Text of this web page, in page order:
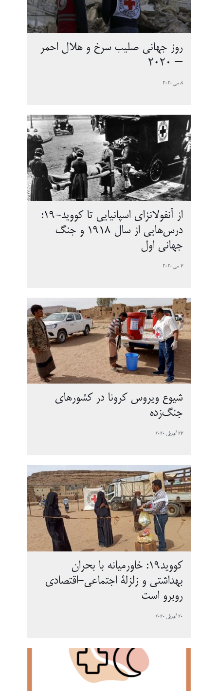
روز جهانی صلیب سرخ و هلال احمر
– 2020
8 می 2020
از آنفولانزای اسپانیایی تا کووید-19:
درس‌هایی از سال 1918 و جنگ
جهانی اول
7 می 2020
شیوع ویروس کرونا در کشورهای
جنگ‌زده
27 آوریل 2020
کووید19: خاورمیانه با بحران
بهداشتی و زلزلۀ اجتماعی-اقتصادی
روبرو است
20 آوریل 2020